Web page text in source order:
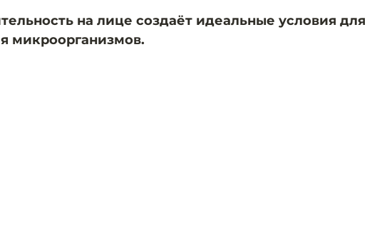
на лице создаёт идеальные условия для
микроорганизмов.